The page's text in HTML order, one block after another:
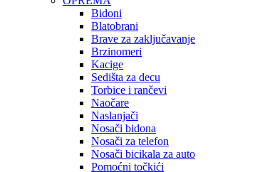
Bidoni
Blatobrani
Brave za zaključavanje
Brzinomeri
Kacige
Sedišta za decu
Torbice i rančevi
Naočare
Naslanjači
Nosači bidona
Nosači za telefon
Nosači bicikala za auto
Pomoćni točkići